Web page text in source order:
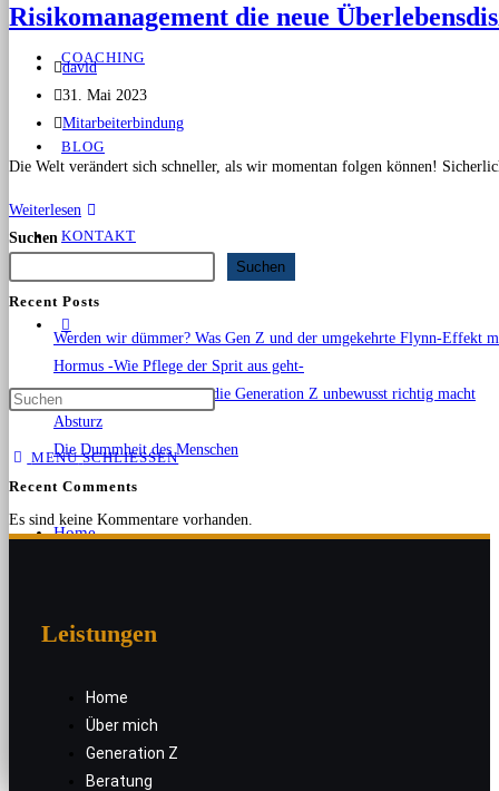
COACHING
BLOG
KONTAKT
MENÜ SCHLIESSEN
Home
Beratung
Kontakt
Risikomanagement die neue
david
31. Mai 2023
Mitarbeiterbindung
Die Welt verändert sich schneller, als wir momentan folgen können!
Weiterlesen
Suchen
Suchen
Recent Posts
Werden wir dümmer? Was Gen Z und der umgekehrte Flynn-Effekt
Hormus -Wie Pflege der Sprit aus geht-
Paradoxe Intention: Was die Generation Z unbewusst richtig macht
Absturz
Die Dummheit des Menschen
Recent Comments
Es sind keine Kommentare vorhanden.
Leistungen
Home
Über mich
Generation Z
Beratung